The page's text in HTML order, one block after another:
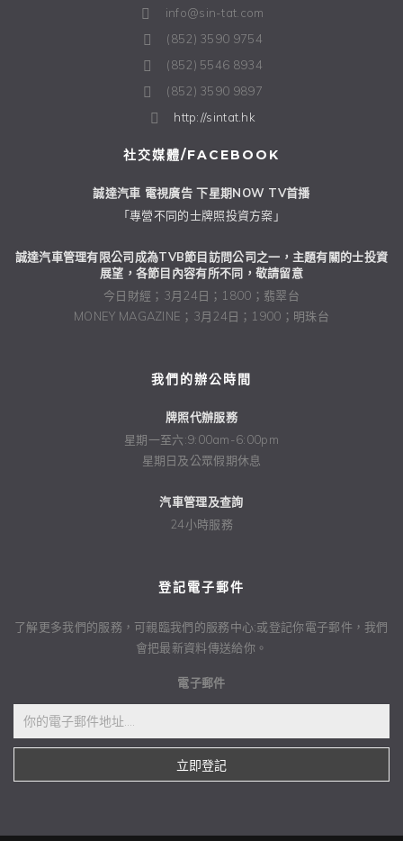
info@sin-tat.com
(852) 3590 9754
(852) 5546 8934
(852) 3590 9897
http://sintat.hk
社交媒體/FACEBOOK
誠達汽車 電視廣告 下星期NOW TV首播
「專營不同的士牌照投資方案」
誠達汽車管理有限公司成為TVB節目訪問公司之一，主題有關的士投資
展望，各節目內容有所不同，敬請留意
今日財經；3月24日；1800；翡翠台
MONEY MAGAZINE；3月24日；1900；明珠台
我們的辦公時間
牌照代辦服務
星期一至六:9:00am-6:00pm
星期日及公眾假期休息
汽車管理及查詢
24小時服務
登記電子郵件
了解更多我們的服務，可親臨我們的服務中心;或登記你電子郵件，我們
會把最新資料傳送給你。
電子郵件
立即登記